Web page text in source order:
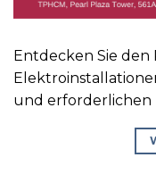
Entdecken Sie
und erforderlichen